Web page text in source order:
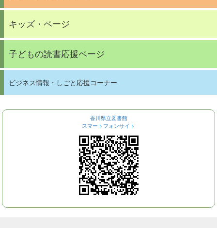
キッズ・ページ
子どもの読書応援ページ
ビジネス情報・しごと応援コーナー
香川県立図書館
スマートフォンサイト